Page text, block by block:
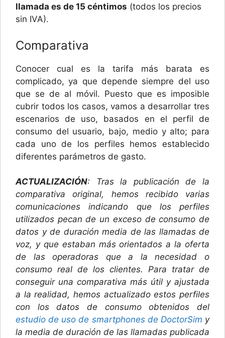
llamada es de 15 céntimos (todos los precios
sin IVA).
Comparativa
Conocer cual es la tarifa más barata es
complicado, ya que depende siempre del uso
que se de al móvil. Puesto que es imposible
cubrir todos los casos, vamos a desarrollar tres
escenarios de uso, basados en el perfil de
consumo del usuario, bajo, medio y alto; para
cada uno de los perfiles hemos establecido
diferentes parámetros de gasto.
ACTUALIZACIÓN: Tras la publicación de la
comparativa original, hemos recibido varias
comunicaciones indicando que los perfiles
utilizados pecan de un exceso de consumo de
datos y de duración media de las llamadas de
voz, y que estaban más orientados a la oferta
de las operadoras que a la necesidad o
consumo real de los clientes. Para tratar de
conseguir una comparativa más útil y ajustada
a la realidad, hemos actualizado estos perfiles
con los datos de consumo obtenidos del
estudio de uso de smartphones de DoctorSim y
la media de duración de las llamadas publicada